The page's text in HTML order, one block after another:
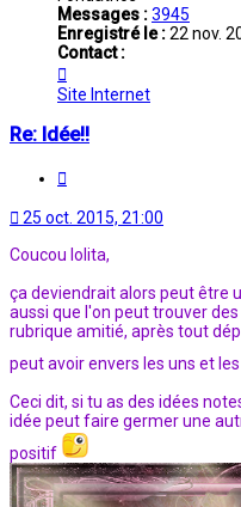
Messages :3945
Enregistré le :22 nov.
Contact :
Capucine
Site Internet
Re: Idée!!
25 oct. 2015, 21:00
Coucou lolita,
ça deviendrait alors peut être
aussi que l'on peut trouver
rubrique amitié, après tout
peut avoir envers les uns et
Ceci dit, si tu as des idées
idée peut faire germer une
positif